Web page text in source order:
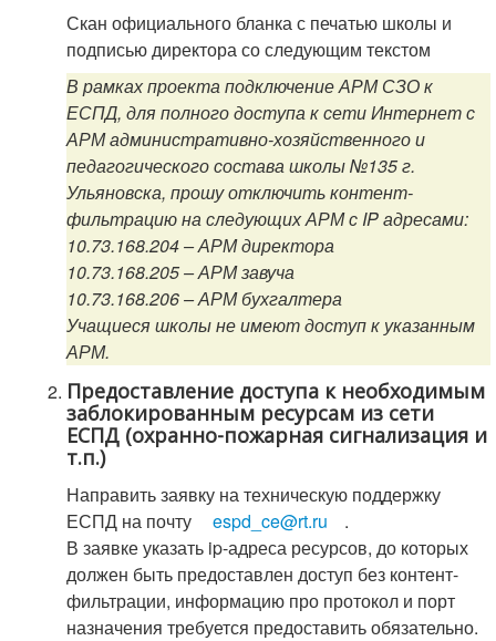
Скан официального бланка с печатью школы и
подписью директора со следующим текстом
В рамках проекта подключение АРМ СЗО к
ЕСПД, для полного доступа к сети Интернет с
АРМ административно-хозяйственного и
педагогического состава школы №135 г.
Ульяновска, прошу отключить контент-
фильтрацию на следующих АРМ с IP адресами:
10.73.168.204 – АРМ директора
10.73.168.205 – АРМ завуча
10.73.168.206 – АРМ бухгалтера
Учащиеся школы не имеют доступ к указанным
АРМ.
Предоставление доступа к необходимым
заблокированным ресурсам из сети
ЕСПД (охранно-пожарная сигнализация и
т.п.)
Направить заявку на техническую поддержку
ЕСПД на почту
espd_ce@rt.ru
.
В заявке указать ip-адреса ресурсов, до которых
должен быть предоставлен доступ без контент-
фильтрации, информацию про протокол и порт
назначения требуется предоставить обязательно.